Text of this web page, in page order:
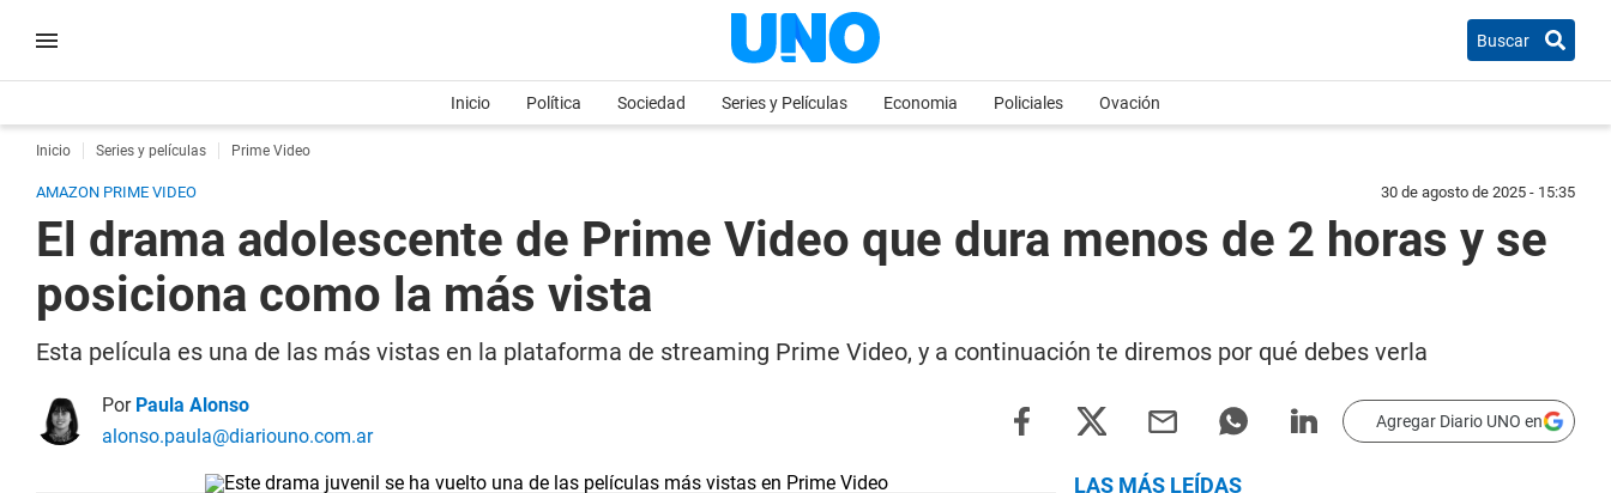
Buscar
Inicio Política Sociedad Series y Películas Economia Policiales Ovación
Inicio Series y películas Prime Video
AMAZON PRIME VIDEO 30 de agosto de 2025 - 15:35
El drama adolescente de Prime Video que dura menos de 2 horas y se
posiciona como la más vista
Esta película es una de las más vistas en la plataforma de streaming Prime Video, y a continuación te diremos por qué debes verla
Por Paula Alonso
alonso.paula@diariouno.com.ar
Agregar Diario UNO en
LAS MÁS LEÍDAS